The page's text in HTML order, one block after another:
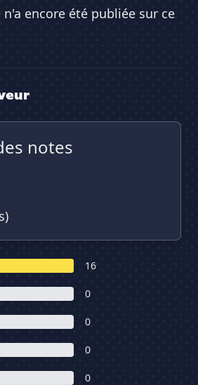
encore été publiée sur ce
notes
16
0
0
0
0